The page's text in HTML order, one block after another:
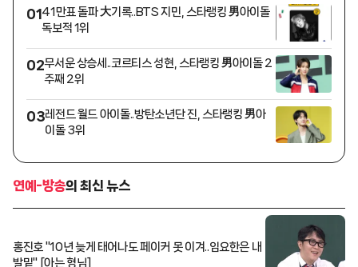
01 41만표 돌파 大기록..BTS 지민, 스타랭킹 男아이돌
독보적 1위
02무서운 상승세..코르티스 성현, 스타랭킹 男아이돌 2
주째 2위
03레전드 월드 아이돌..방탄소년단 진, 스타랭킹 男아
이돌 3위
연예-방송의 최신 뉴스
홍진호 "10년 늦게 태어나도 페이커 못 이겨..임요한은 내
발밑" [아는 형님]